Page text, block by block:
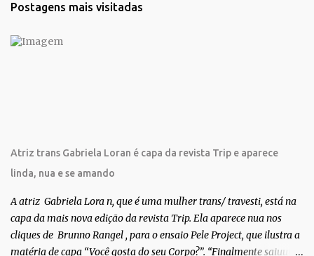
r
Postagens mais visitadas
Atriz trans Gabriela Loran é capa da revista Trip e aparece
linda, nua e se amando
A atriz Gabriela Lora n, que é uma mulher trans/ travesti, está na
capa da mais nova edição da revista Trip. Ela aparece nua nos
cliques de Brunno Rangel , para o ensaio Pele Project, que ilustra a
matéria de capa “Você gosta do seu Corpo?”. “Finalmente saiuuu!!!